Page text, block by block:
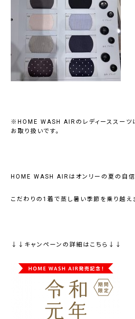
※HOME WASH AIRのレディーススーツ
お取り扱いです。
HOME WASH AIRはオンリーの夏の自
こだわりの1着で蒸し暑い季節を乗り越え
↓↓キャンペーンの詳細はこちら↓↓